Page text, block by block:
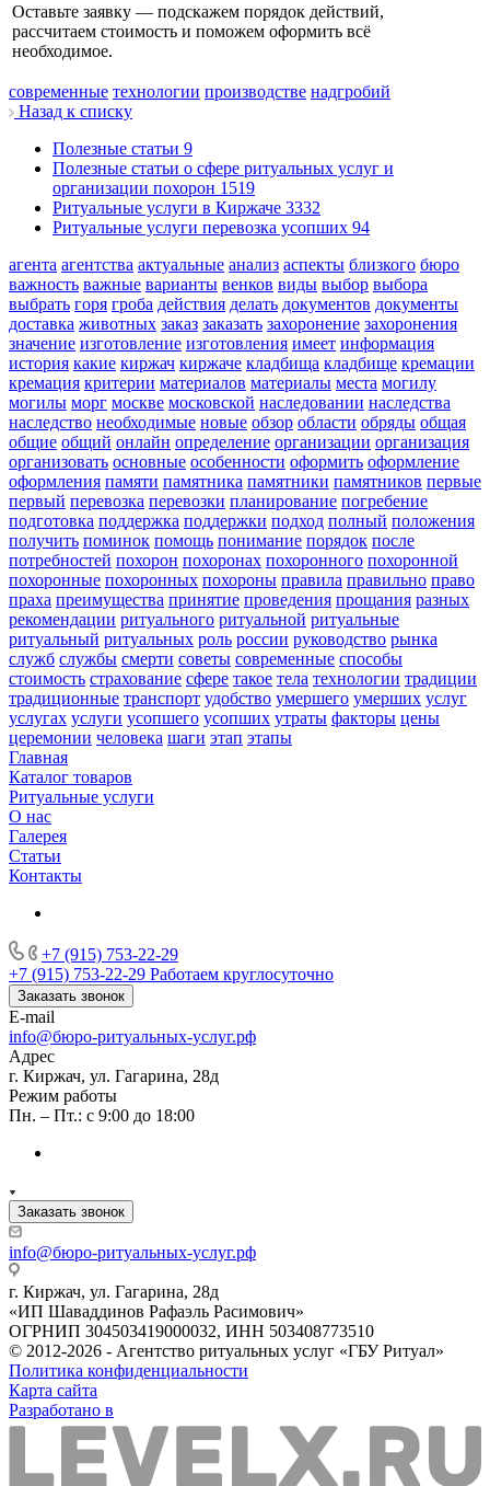
Оставьте заявку — подскажем порядок действий,
рассчитаем стоимость и поможем оформить всё
необходимое.
современные технологии производстве надгробий
Назад к списку
Полезные статьи 9
Полезные статьи о сфере ритуальных услуг и
организации похорон 1519
Ритуальные услуги в Киржаче 3332
Ритуальные услуги перевозка усопших 94
агента агентства актуальные анализ аспекты близкого бюро
важность важные варианты венков виды выбор выбора
выбрать горя гроба действия делать документов документы
доставка животных заказ заказать захоронение захоронения
значение изготовление изготовления имеет информация
история какие киржач киржаче кладбища кладбище кремации
кремация критерии материалов материалы места могилу
могилы морг москве московской наследовании наследства
наследство необходимые новые обзор области обряды общая
общие общий онлайн определение организации организация
организовать основные особенности оформить оформление
оформления памяти памятника памятники памятников первые
первый перевозка перевозки планирование погребение
подготовка поддержка поддержки подход полный положения
получить поминок помощь понимание порядок после
потребностей похорон похоронах похоронного похоронной
похоронные похоронных похороны правила правильно право
праха преимущества принятие проведения прощания разных
рекомендации ритуального ритуальной ритуальные
ритуальный ритуальных роль россии руководство рынка
служб службы смерти советы современные способы
стоимость страхование сфере такое тела технологии традиции
традиционные транспорт удобство умершего умерших услуг
услугах услуги усопшего усопших утраты факторы цены
церемонии человека шаги этап этапы
Главная
Каталог товаров
Ритуальные услуги
О нас
Галерея
Статьи
Контакты
+7 (915) 753-22-29
+7 (915) 753-22-29 Работаем круглосуточно
Заказать звонок
E-mail
info@бюро-ритуальных-услуг.рф
Адрес
г. Киржач, ул. Гагарина, 28д
Режим работы
Пн. – Пт.: с 9:00 до 18:00
Заказать звонок
info@бюро-ритуальных-услуг.рф
г. Киржач, ул. Гагарина, 28д
«ИП Шаваддинов Рафаэль Расимович»
ОГРНИП 304503419000032, ИНН 503408773510
© 2012-2026 - Агентство ритуальных услуг «ГБУ Ритуал»
Политика конфиденциальности
Карта сайта
Разработано в